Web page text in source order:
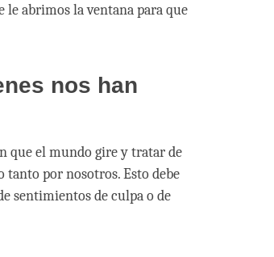
le abrimos la ventana para que
nos han
que el mundo gire y tratar de
tanto por nosotros. Esto debe
sentimientos de culpa o de